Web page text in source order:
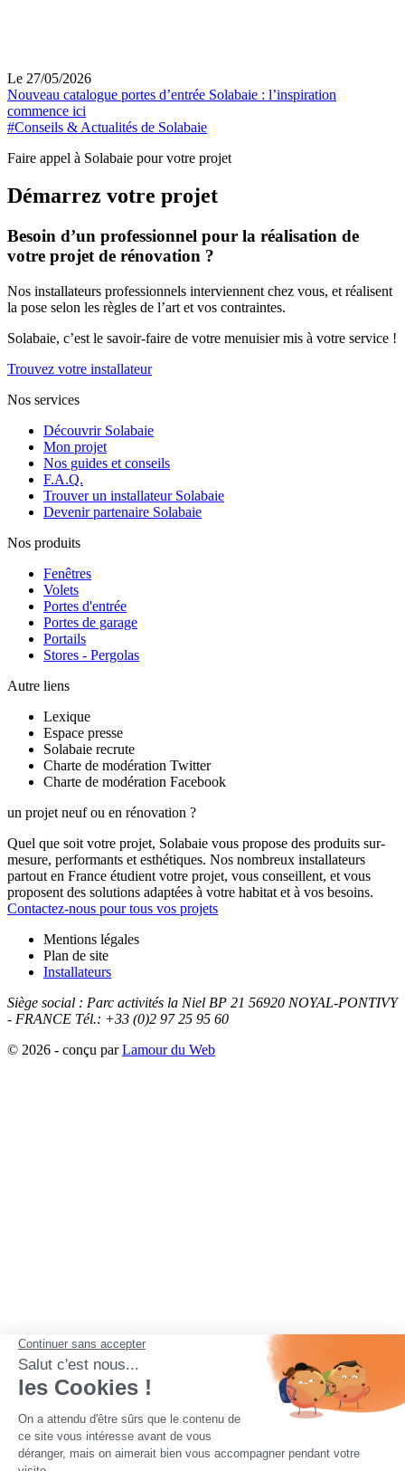
Le 27/05/2026
Nouveau catalogue portes d’entrée Solabaie : l’inspiration
commence ici
#Conseils & Actualités de Solabaie
Faire appel à Solabaie pour votre projet
Démarrez votre projet
Besoin d’un professionnel pour la réalisation de
votre projet de rénovation ?
Nos installateurs professionnels interviennent chez vous, et réalisent
la pose selon les règles de l’art et vos contraintes.
Solabaie, c’est le savoir-faire de votre menuisier mis à votre service !
Trouvez votre installateur
Nos services
Découvrir Solabaie
Mon projet
Nos guides et conseils
F.A.Q.
Trouver un installateur Solabaie
Devenir partenaire Solabaie
Nos produits
Fenêtres
Volets
Portes d'entrée
Portes de garage
Portails
Stores - Pergolas
Autre liens
Lexique
Espace presse
Solabaie recrute
Charte de modération Twitter
Charte de modération Facebook
un projet neuf ou en rénovation ?
Quel que soit votre projet, Solabaie vous propose des produits sur-
mesure, performants et esthétiques. Nos nombreux installateurs
partout en France étudient votre projet, vous conseillent, et vous
proposent des solutions adaptées à votre habitat et à vos besoins.
Contactez-nous pour tous vos projets
Mentions légales
Plan de site
Installateurs
Siège social : Parc activités la Niel BP 21 56920 NOYAL-PONTIVY
- FRANCE Tél.: +33 (0)2 97 25 95 60
© 2026 - conçu parLamour du Web